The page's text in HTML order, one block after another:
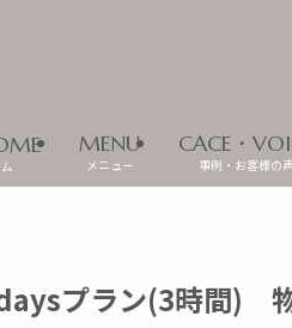
MENU
メニュー
CACE・
事例・お客様の
プラン(3時間)